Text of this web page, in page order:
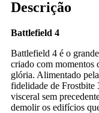
Descrição
Battlefield 4
Battlefield 4 é o
criado com momentos
glória. Alimentado
fidelidade de Frostbite
visceral sem
demolir os edifícios